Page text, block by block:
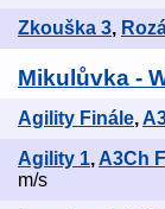
Zkouška 3,
Mikulůvka -
Agility Finále,
Agility 1, A3Ch
m/s